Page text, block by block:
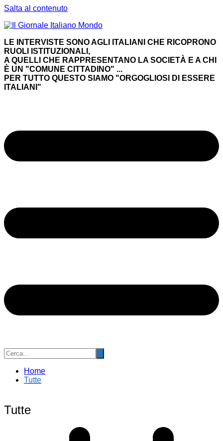
Salta al contenuto
LE INTERVISTE SONO AGLI ITALIANI CHE RICOPRONO
RUOLI ISTITUZIONALI,
A QUELLI CHE RAPPRESENTANO LA SOCIETÀ E A CHI
È UN "COMUNE CITTADINO" ...
PER TUTTO QUESTO SIAMO "ORGOGLIOSI DI ESSERE
ITALIANI"
Home
Tutte
Tutte